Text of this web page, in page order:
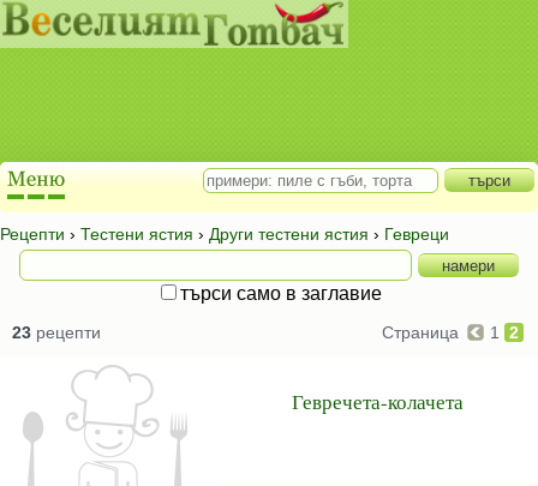
Рецепти › Тестени ястия › Други тестени ястия › Гевреци
търси само в заглавие
23 рецепти Страница 1 2
Гевречета-колачета